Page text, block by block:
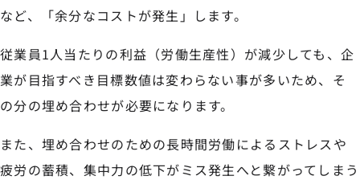
など、「余分なコストが発生」します。
従業員1人当たりの利益（労働生産性）が減少しても、企
業が目指すべき目標数値は変わらない事が多いため、そ
の分の埋め合わせが必要になります。
また、埋め合わせのための長時間労働によるストレスや
疲労の蓄積、集中力の低下がミス発生へと繋がってしまう